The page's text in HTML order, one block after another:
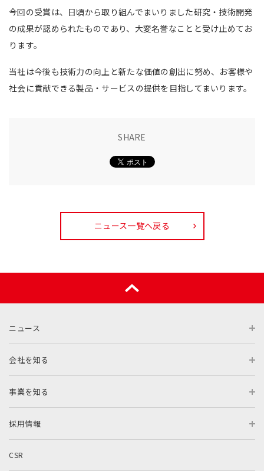
今回の受賞は、日頃から取り組んでまいりました研究・技術開発
の成果が認められたものであり、大変名誉なことと受け止めてお
ります。
当社は今後も技術力の向上と新たな価値の創出に努め、お客様や
社会に貢献できる製品・サービスの提供を目指してまいります。
SHARE
ニュース一覧へ戻る
ニュース
会社を知る
事業を知る
採用情報
CSR